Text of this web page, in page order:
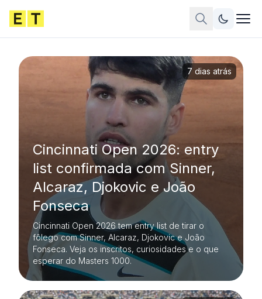
Cincinnati Open 2026: entry
list confirmada com Sinner,
Alcaraz, Djokovic e João
Fonseca
Cincinnati Open 2026 tem entry list de tirar o
fôlego com Sinner, Alcaraz, Djokovic e João
Fonseca. Veja os inscritos, curiosidades e o que
esperar do Masters 1000.
7 dias atrás